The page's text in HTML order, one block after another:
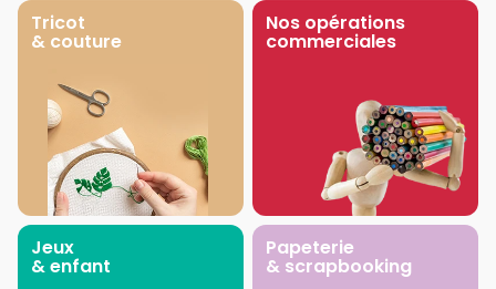
Tricot
& couture
Nos opérations
commerciales
Jeux
& enfant
Papeterie
& scrapbooking